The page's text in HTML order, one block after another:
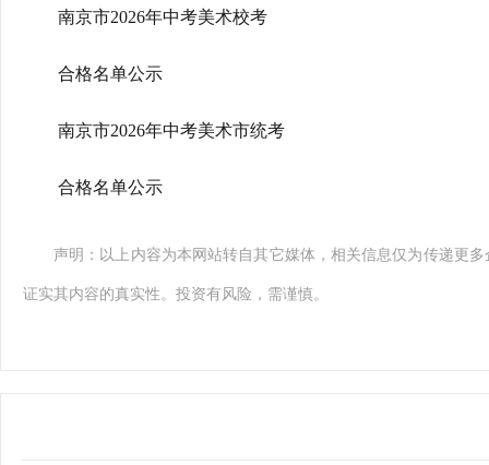
南京市2026年中考美术校考
合格名单公示
南京市2026年中考美术市统考
合格名单公示
声明：以上内容为本网站转自其它媒体，相关信息仅为传递更
证实其内容的真实性。投资有风险，需谨慎。